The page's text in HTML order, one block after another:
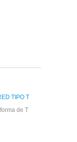
TIPO T
de T